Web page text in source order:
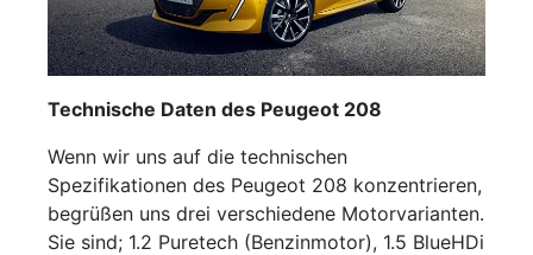
Technische Daten des Peugeot 208
Wenn wir uns auf die technischen
Spezifikationen des Peugeot 208 konzentrieren,
begrüßen uns drei verschiedene Motorvarianten.
Sie sind; 1.2 Puretech (Benzinmotor), 1.5 BlueHDi